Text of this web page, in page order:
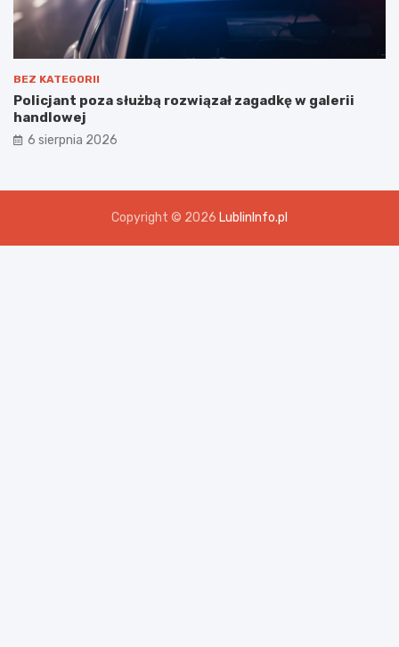
BEZ KATEGORII
Policjant poza służbą rozwiązał zagadkę w galerii
handlowej
6 sierpnia 2026
Copyright © 2026 LublinInfo.pl